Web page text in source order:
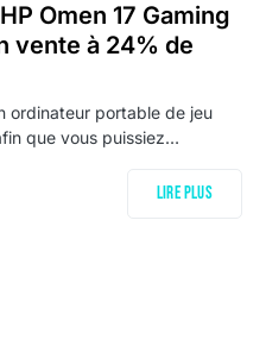
Omen 17 Gaming
vente à 24% de
ordinateur portable de jeu
que vous puissiez…
Lire plus